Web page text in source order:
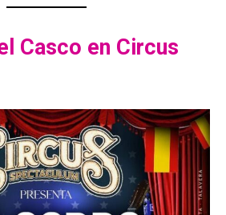
Casco en Circus